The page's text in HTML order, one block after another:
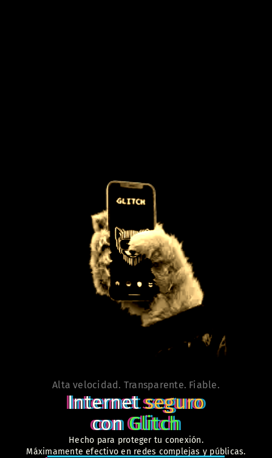
Alta velocidad. Transparente. Fiable.
Internetseguro
conGlitch
Hecho para proteger tu conexión.
Máximamente efectivo en redes complejas y públicas.